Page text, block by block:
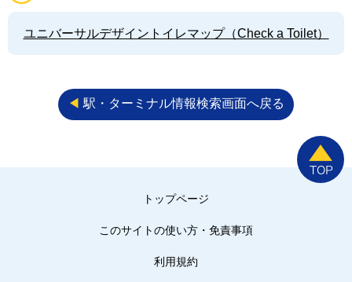
ユニバーサルデザイントイレマップ（Check a Toilet）
◀︎ 駅・ターミナル情報検索画面へ戻る
トップページ
このサイトの使い方・免責事項
利用規約